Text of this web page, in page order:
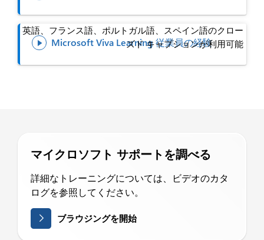
 Microsoft Viva Learning 従業員の経験
英語、フランス語、ポルトガル語、スペイン語のクロー
ズド キャプションが利用可能
マイクロソフト サポートを調べる
詳細なトレーニングについては、ビデオのカタ
ログを参照してください。
ブラウジングを開始